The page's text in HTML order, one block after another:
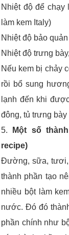
Nhiệt độ để chạy
làm kem Italy)
Nhiệt độ bảo
Nhiệt độ trưng
Nếu kem bị chảy
rồi bổ sung
lạnh đến khi
đông, tủ trưng bày
5.
Một số
recipe)
Đường, sữa, tươi,
thành phần tạo
nhiều bột làm
nước. Đó đó
phần chính như